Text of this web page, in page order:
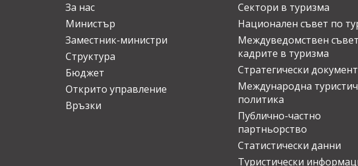
За нас
Министър
Заместник-министри
Структура
Бюджет
Открито управление
Връзки
Сектори в туризма
Национален съвет по
Междуведомствен
кадрите в туризма
Стратегически
Международна
политика
Публично-частно
партньорство
Статистически данни
Туристически